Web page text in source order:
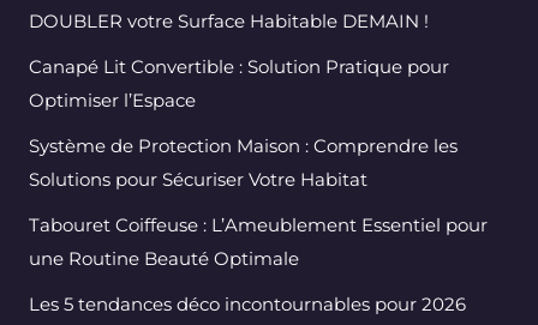
DOUBLER votre Surface Habitable DEMAIN !
Canapé Lit Convertible : Solution Pratique pour
Optimiser l’Espace
Système de Protection Maison : Comprendre les
Solutions pour Sécuriser Votre Habitat
Tabouret Coiffeuse : L’Ameublement Essentiel pour
une Routine Beauté Optimale
Les 5 tendances déco incontournables pour 2026